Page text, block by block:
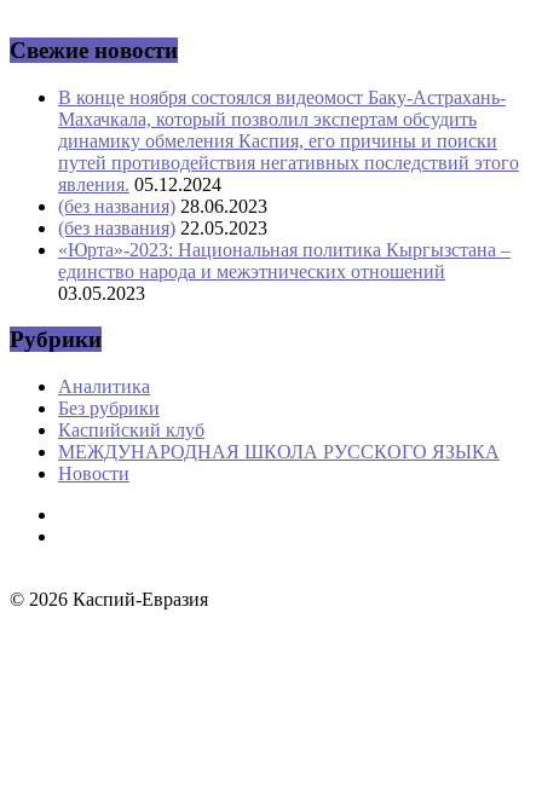
Свежие новости
В конце ноября состоялся видеомост Баку-Астрахань-
Махачкала, который позволил экспертам обсудить
динамику обмеления Каспия, его причины и поиски
путей противодействия негативных последствий этого
явления. 05.12.2024
(без названия) 28.06.2023
(без названия) 22.05.2023
«Юрта»-2023: Национальная политика Кыргызстана –
единство народа и межэтнических отношений
03.05.2023
Рубрики
Аналитика
Без рубрики
Каспийский клуб
МЕЖДУНАРОДНАЯ ШКОЛА РУССКОГО ЯЗЫКА
Новости
© 2026 Каспий-Евразия